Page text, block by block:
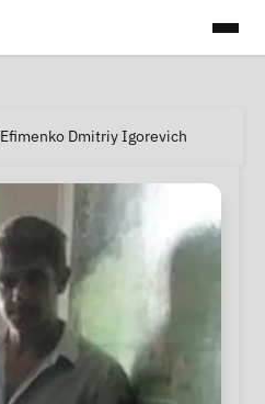
Efimenko Dmitriy Igorevich